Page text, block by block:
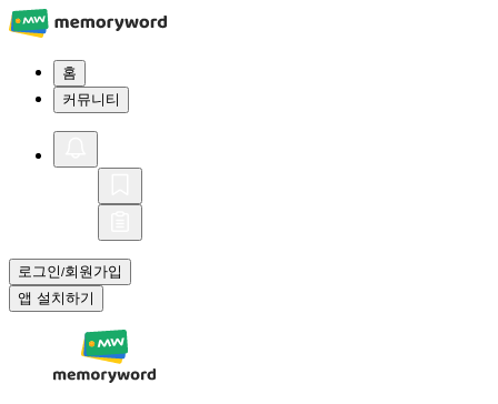
홈
커뮤니티
로그인/회원가입
앱 설치하기